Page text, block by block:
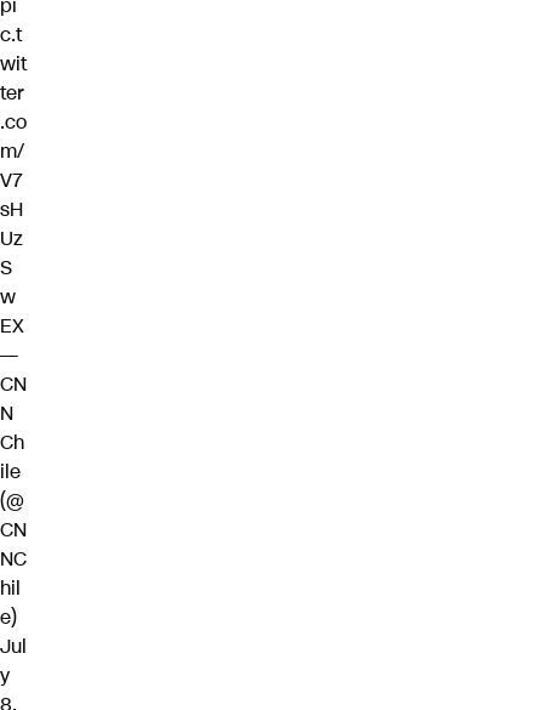
c.t
wit
ter
.co
m/
V7
sH
Uz
S
w
EX
—
CN
N
Ch
ile
(@
CN
NC
hil
e)
Jul
y
8,